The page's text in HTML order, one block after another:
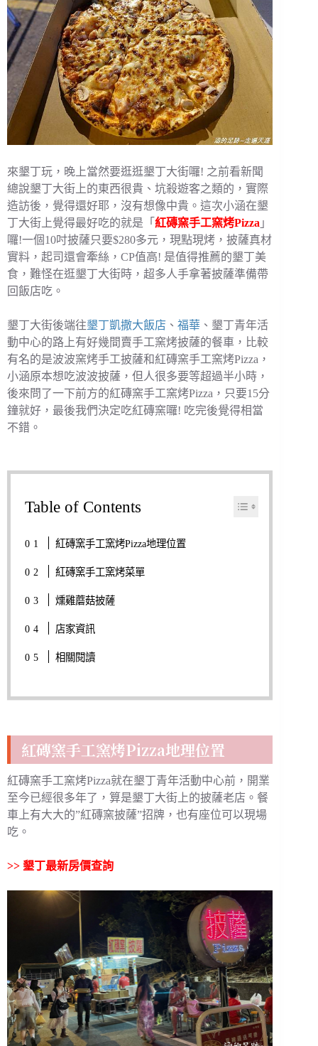
來墾丁玩，晚上當然要逛逛墾丁大街囉! 之前看新聞
總說墾丁大街上的東西很貴、坑殺遊客之類的，實際
造訪後，覺得還好耶，沒有想像中貴。這次小涵在墾
丁大街上覺得最好吃的就是「 紅磚窯手工窯烤Pizza 」
囉!一個10吋披薩只要$280多元，現點現烤，披薩真材
實料，起司還會牽絲，CP值高! 是值得推薦的墾丁美
食，難怪在逛墾丁大街時，超多人手拿著披薩準備帶
回飯店吃。
墾丁大街後端往墾丁凱撒大飯店 、 福華 、墾丁青年活
動中心的路上有好幾間賣手工窯烤披薩的餐車，比較
有名的是波波窯烤手工披薩和紅磚窯手工窯烤Pizza，
小涵原本想吃波波披薩，但人很多要等超過半小時，
後來問了一下前方的紅磚窯手工窯烤Pizza，只要15分
鐘就好，最後我們決定吃紅磚窯囉! 吃完後覺得相當
不錯。
Table of Contents
紅磚窯手工窯烤Pizza地理位置
紅磚窯手工窯烤菜單
燻雞蘑菇披薩
店家資訊
相關閱讀
紅磚窯手工窯烤Pizza地理位置
紅磚窯手工窯烤Pizza就在墾丁青年活動中心前，開業
至今已經很多年了，算是墾丁大街上的披薩老店。餐
車上有大大的”紅磚窯披薩”招牌，也有座位可以現場
吃。
>> 墾丁最新房價查詢